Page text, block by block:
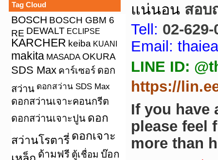
Tag Cloud
BOSCH BOSCH GBM 6
RE DEWALT ECLIPSE
KARCHER keiba KUANI
makita MASADA OKURA
SDS Max คาร์เซอร์ ดอก
สว่าน ดอกสว่าน SDS Max
ดอกสว่านเจาะคอนกรีต
ดอกสว่านเจาะปูน ดอก
สว่านโรตารี่ ดอกเจาะ
เหล็ก ด้ามฟรี ตู้เชื่อม บ๊อก
แน่นอน สอบ
Tell: 02-629-
Email:
LINE ID:
https://
If you have
please feel
more than